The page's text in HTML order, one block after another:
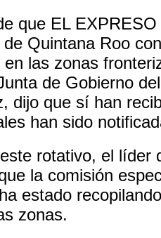
que EL
Quintana Roo
las zonas
de Gobierno
dijo que sí han
han sido
rotativo, el líder
la comisión
estado
zonas.